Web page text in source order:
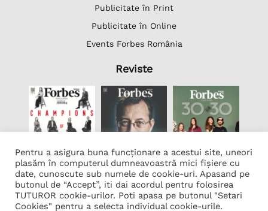
Publicitate în Print
Publicitate în Online
Events Forbes România
Reviste
Lista Firme
Transcription Software Vatis Tech
Pentru a asigura buna funcționare a acestui site, uneori
plasăm în computerul dumneavoastră mici fișiere cu
date, cunoscute sub numele de cookie-uri. Apasand pe
butonul de “Accept”, iti dai acordul pentru folosirea
TUTUROR cookie-urilor. Poti apasa pe butonul "Setari
Cookies" pentru a selecta individual cookie-urile.